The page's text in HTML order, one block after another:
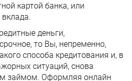
картой банка, или
деньги,
то Вы, непременно,
способа кредитования и, в
ситуаций, снова
займом. Оформляя онлайн